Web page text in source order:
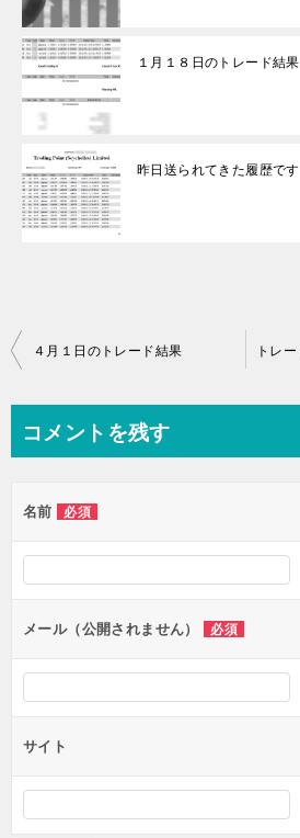
１月１８日のトレード結果
昨日送られてきた履歴です
投
ビ
ー
シ
ョ
ン
４月１日のトレード結果
コメントを残す
名前 必須
メール（公開されません） 必須
サイト